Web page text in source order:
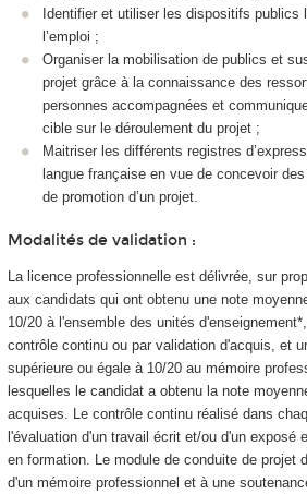
Identifier et utiliser les dispositifs publics
l’emploi ;
Organiser la mobilisation de publics et
projet grâce à la connaissance des
personnes accompagnées et
cible sur le déroulement du projet ;
Maitriser les différents registres
langue française en vue de concevoir
de promotion d’un projet.
Modalités de validation :
La licence professionnelle est délivrée, sur
aux candidats qui ont obtenu une note
10/20 à l'ensemble des unités
contrôle continu ou par validation d'acquis, et
supérieure ou égale à 10/20 au mémoire
lesquelles le candidat a obtenu la note
acquises. Le contrôle continu réalisé dans
l'évaluation d'un travail écrit et/ou d'un exposé
en formation. Le module de conduite de projet
d'un mémoire professionnel et à une